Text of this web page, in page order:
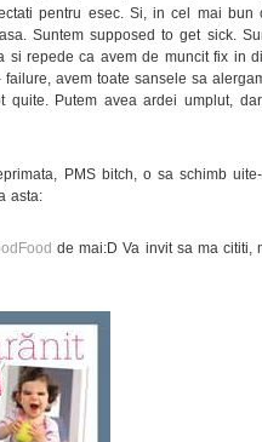
pentru esec. Si, in cel mai bun
Suntem supposed to get sick.
si repede ca avem de muncit fix in
avem toate sansele sa
quite. Putem avea ardei umplut,
PMS bitch, o sa schimb
asta:
de mai:D Va invit sa ma cititi,